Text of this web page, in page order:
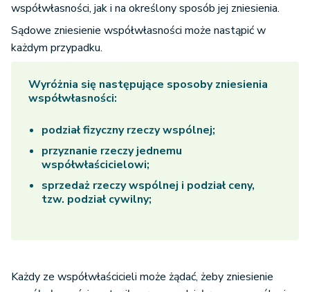
współwłasności, jak i na określony sposób jej zniesienia.
Sądowe zniesienie współwłasności może nastąpić w
każdym przypadku.
Wyróżnia się następujące sposoby zniesienia
współwłasności:
podział fizyczny rzeczy wspólnej;
przyznanie rzeczy jednemu
współwłaścicielowi;
sprzedaż rzeczy wspólnej i podział ceny,
tzw. podział cywilny;
Każdy ze współwłaścicieli może żądać, żeby zniesienie